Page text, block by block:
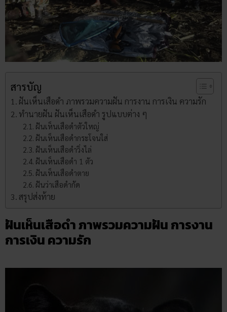
สารบัญ
ฝันเห็นเสือดำ ภาพรวมความฝัน การงาน การเงิน ความรัก
ทำนายฝัน ฝันเห็นเสือดำ รูปแบบต่าง ๆ
ฝันเห็นเสือดำตัวใหญ่
ฝันเห็นเสือดำกระโจนใส่
ฝันเห็นเสือดำวิ่งไล่
ฝันเห็นเสือดำ 1 ตัว
ฝันเห็นเสือดำตาย
ฝันว่าเสือดำกัด
สรุปส่งท้าย
ฝันเห็นเสือดำ ภาพรวมความฝัน การงาน
การเงิน ความรัก